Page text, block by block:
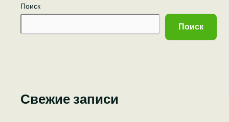
Поиск
Поиск
Свежие записи